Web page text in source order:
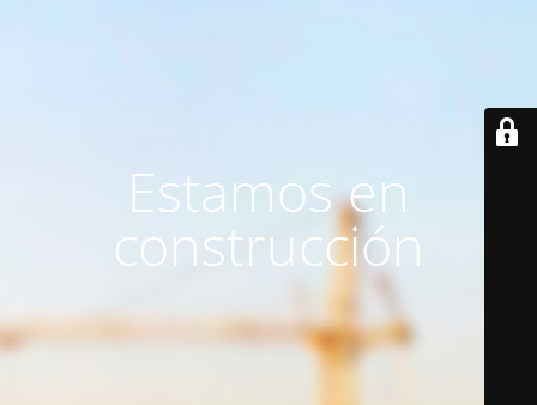
Estamos en
construcción